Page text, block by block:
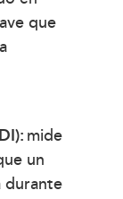
que
mide
un
durante